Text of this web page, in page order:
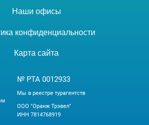
Наши офисы
конфиденциальности
Карта сайта
ООО "Оранж Трэвел"
ИНН 7814768919
Мы в реестре турагентств
№ РТА 0012933